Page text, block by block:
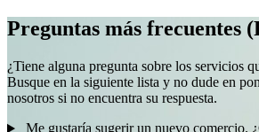
Preguntas más frecuentes
¿Tiene alguna pregunta sobre los servicios
Busque en la siguiente lista y no dude en
nosotros si no encuentra su respuesta.
Me gustaría sugerir un nuevo comercio.